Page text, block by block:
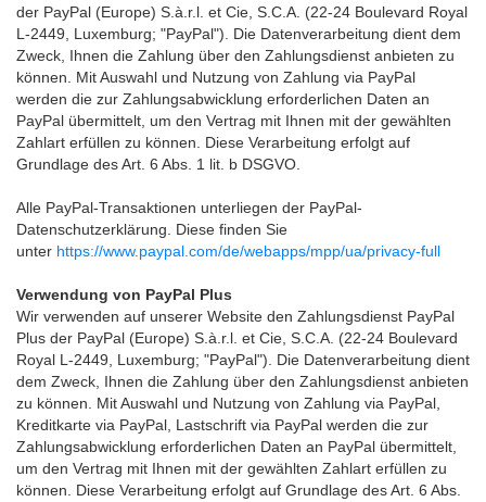
der PayPal (Europe) S.à.r.l. et Cie, S.C.A. (22-24 Boulevard Royal
L-2449, Luxemburg; "PayPal"). Die Datenverarbeitung dient dem
Zweck, Ihnen die Zahlung über den Zahlungsdienst anbieten zu
können. Mit Auswahl und Nutzung von Zahlung via PayPal
werden die zur Zahlungsabwicklung erforderlichen Daten an
PayPal übermittelt, um den Vertrag mit Ihnen mit der gewählten
Zahlart erfüllen zu können. Diese Verarbeitung erfolgt auf
Grundlage des Art. 6 Abs. 1 lit. b DSGVO.
Alle PayPal-Transaktionen unterliegen der PayPal-
Datenschutzerklärung. Diese finden Sie
unter https://www.paypal.com/de/webapps/mpp/ua/privacy-full
Verwendung von PayPal Plus
Wir verwenden auf unserer Website den Zahlungsdienst PayPal
Plus der PayPal (Europe) S.à.r.l. et Cie, S.C.A. (22-24 Boulevard
Royal L-2449, Luxemburg; "PayPal"). Die Datenverarbeitung dient
dem Zweck, Ihnen die Zahlung über den Zahlungsdienst anbieten
zu können. Mit Auswahl und Nutzung von Zahlung via PayPal,
Kreditkarte via PayPal, Lastschrift via PayPal werden die zur
Zahlungsabwicklung erforderlichen Daten an PayPal übermittelt,
um den Vertrag mit Ihnen mit der gewählten Zahlart erfüllen zu
können. Diese Verarbeitung erfolgt auf Grundlage des Art. 6 Abs.